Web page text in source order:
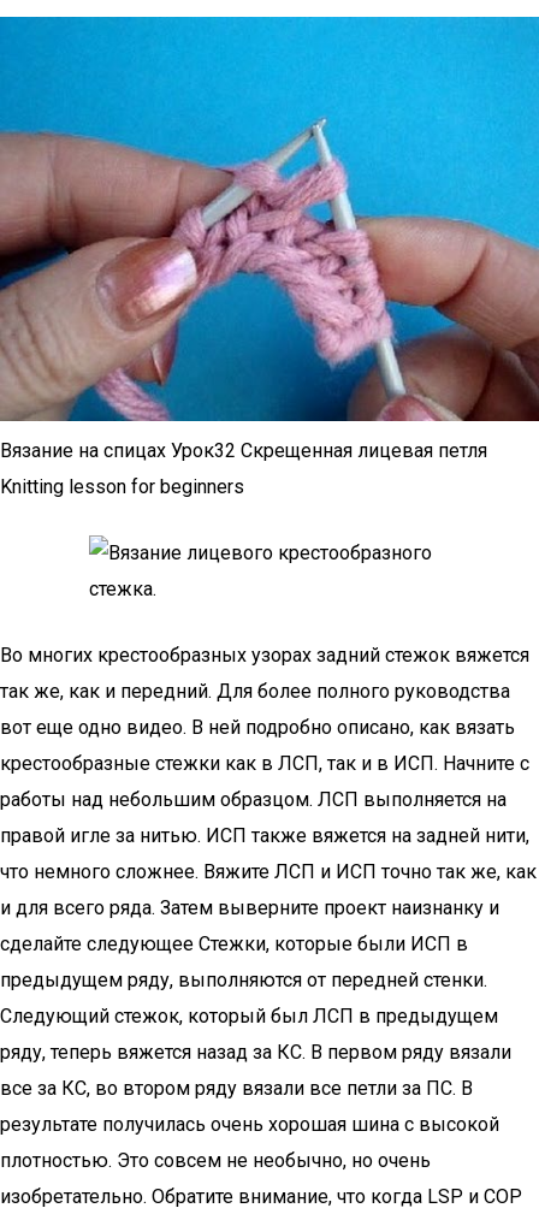
Вязание на спицах Урок32 Скрещенная лицевая петля
Knitting lesson for beginners
Во многих крестообразных узорах задний стежок вяжется
так же, как и передний. Для более полного руководства
вот еще одно видео. В ней подробно описано, как вязать
крестообразные стежки как в ЛСП, так и в ИСП. Начните с
работы над небольшим образцом. ЛСП выполняется на
правой игле за нитью. ИСП также вяжется на задней нити,
что немного сложнее. Вяжите ЛСП и ИСП точно так же, как
и для всего ряда. Затем выверните проект наизнанку и
сделайте следующее Стежки, которые были ИСП в
предыдущем ряду, выполняются от передней стенки.
Следующий стежок, который был ЛСП в предыдущем
ряду, теперь вяжется назад за КС. В первом ряду вязали
все за КС, во втором ряду вязали все петли за ПС. В
результате получилась очень хорошая шина с высокой
плотностью. Это совсем не необычно, но очень
изобретательно. Обратите внимание, что когда LSP и COP